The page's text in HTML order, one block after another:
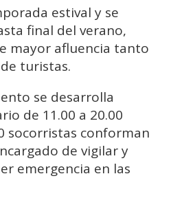
estival y se
final del verano,
mayor afluencia tanto
turistas.
se desarrolla
de 11.00 a 20.00
socorristas conforman
de vigilar y
emergencia en las